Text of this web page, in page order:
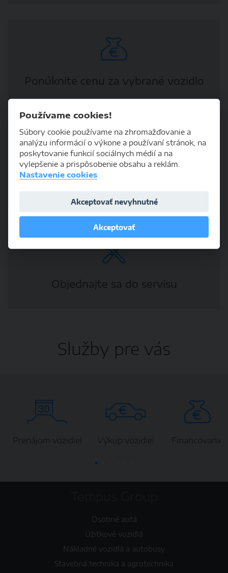
Ponúknite cenu za vybrané vozidlo
Nechajte si poslať ponuku
Objednajte sa do servisu
Služby pre vás
Prenájom vozidiel Výkup vozidiel Financovanie
Osobné autá
Úžitkové vozidlá
Nákladné vozidlá a autobusy
Stavebná technika a agrotechnika
Používame cookies!
Súbory cookie používame na zhromažďovanie a
analýzu informácií o výkone a používaní stránok, na
poskytovanie funkcií sociálnych médií a na
vylepšenie a prispôsobenie obsahu a reklám.
Nastavenie cookies
Akceptovať nevyhnutné
Akceptovať